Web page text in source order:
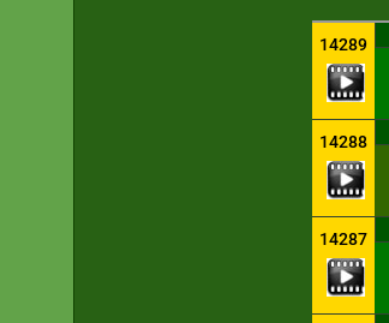
14289
14288
14287